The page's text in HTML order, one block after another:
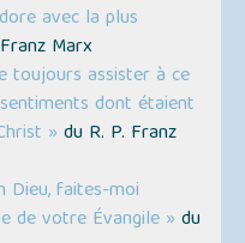
avec la plus
Marx
toujours assister à ce
dont étaient
» du R. P. Franz
Dieu, faites-moi
de votre Évangile » du